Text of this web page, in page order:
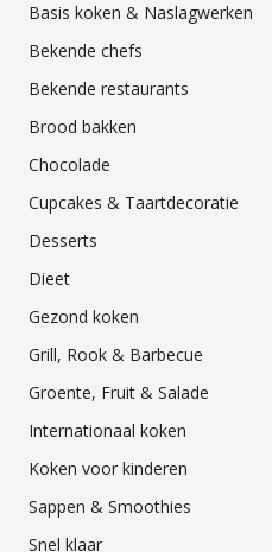
Basis koken & Naslagwerken
Bekende chefs
Bekende restaurants
Brood bakken
Chocolade
Cupcakes & Taartdecoratie
Desserts
Dieet
Gezond koken
Grill, Rook & Barbecue
Groente, Fruit & Salade
Internationaal koken
Koken voor kinderen
Sappen & Smoothies
Snel klaar